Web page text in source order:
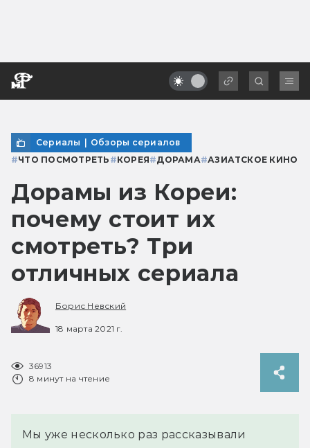
Сериалы | Обзоры сериалов
#ЧТО ПОСМОТРЕТЬ #КОРЕЯ#ДОРАМА#АЗИАТСКОЕ КИНО
Дорамы из Кореи:
почему стоит их
смотреть? Три
отличных сериала
Борис Невский
18 марта 2021 г.
36913
8 минут на чтение
Мы уже несколько раз рассказывали